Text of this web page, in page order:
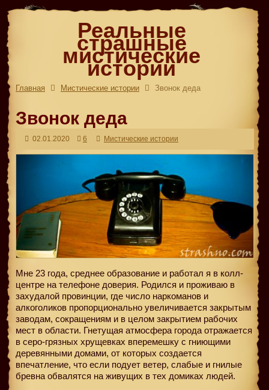
Реальные
страшные
мистические
истории
Главная Мистические истории Звонок деда
Звонок деда
02.01.2020 6 Мистические истории
Мне 23 года, среднее образование и работал я в колл-
центре на телефоне доверия. Родился и проживаю в
захудалой провинции, где число наркоманов и
алкоголиков пропорционально увеличивается закрытым
заводам, сокращениям и в целом закрытием рабочих
мест в области. Гнетущая атмосфера города отражается
в серо-грязных хрущевках вперемешку с гниющими
деревянными домами, от которых создается
впечатление, что если подует ветер, слабые и гнилые
бревна обвалятся на живущих в тех домиках людей.